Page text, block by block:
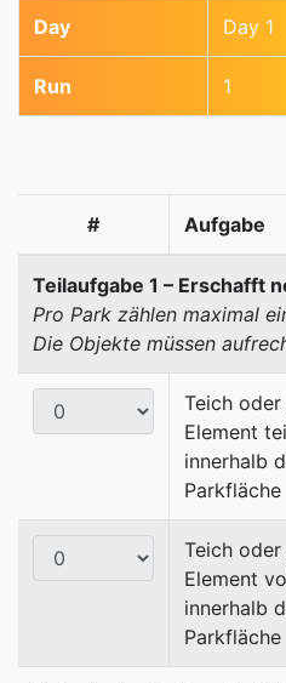
Day Day 1
Run 1
# Aufgabe
Teilaufgabe 1 – Erschafft
Pro Park zählen maximal
Die Objekte müssen
Teich
Element
innerhalb
Parkfläche
Teich
Element
innerhalb
Parkfläche